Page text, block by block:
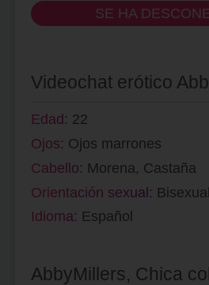
SE HA
Videochat erótico
Edad: 22
Ojos: Ojos marrones
Cabello: Morena, Castaña
Orientación sexual: Bisexual
Idioma: Español
AbbyMillers, Chica